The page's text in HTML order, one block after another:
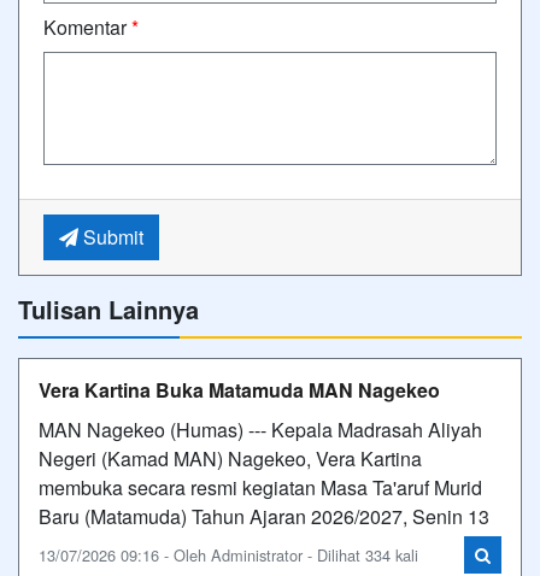
Komentar*
Submit
Tulisan Lainnya
Vera Kartina Buka Matamuda MAN Nagekeo
MAN Nagekeo (Humas) --- Kepala Madrasah Aliyah
Negeri (Kamad MAN) Nagekeo, Vera Kartina
membuka secara resmi kegiatan Masa Ta'aruf Murid
Baru (Matamuda) Tahun Ajaran 2026/2027, Senin 13
13/07/2026 09:16 - Oleh Administrator - Dilihat 334 kali